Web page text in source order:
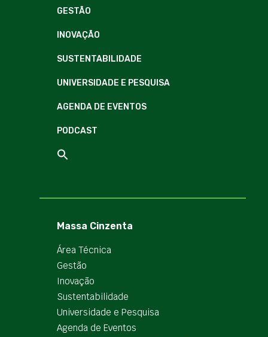
GESTÃO
INOVAÇÃO
SUSTENTABILIDADE
UNIVERSIDADE E PESQUISA
AGENDA DE EVENTOS
PODCAST
Massa Cinzenta
Área Técnica
Gestão
Inovação
Sustentabilidade
Universidade e Pesquisa
Agenda de Eventos